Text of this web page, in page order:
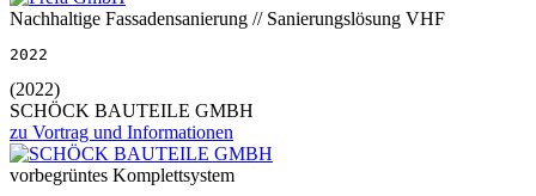
Nachhaltige Fassadensanierung // Sanierungslösung VHF
2022
(2022)
SCHÖCK BAUTEILE GMBH
zu Vortrag und Informationen
vorbegrüntes Komplettsystem